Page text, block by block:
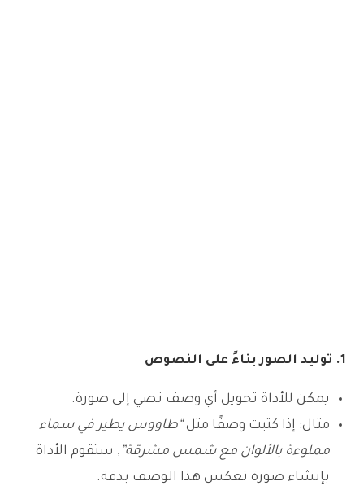
1. توليد الصور بناءً على النصوص
يمكن للأداة تحويل أي وصف نصي إلى صورة.
مثال: إذا كتبت وصفًا مثل“طاووس يطير في سماء
مملوءة بالألوان مع شمس مشرقة” , ستقوم الأداة
بإنشاء صورة تعكس هذا الوصف بدقة.